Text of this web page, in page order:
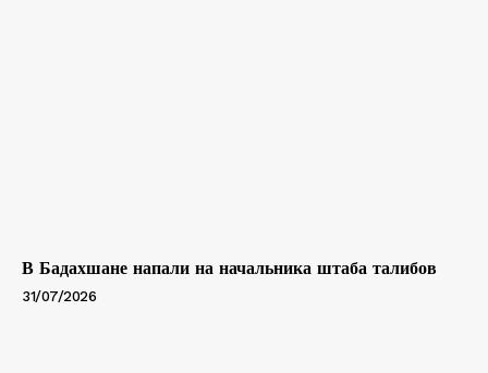
В Бадахшане напали на начальника штаба талибов
31/07/2026